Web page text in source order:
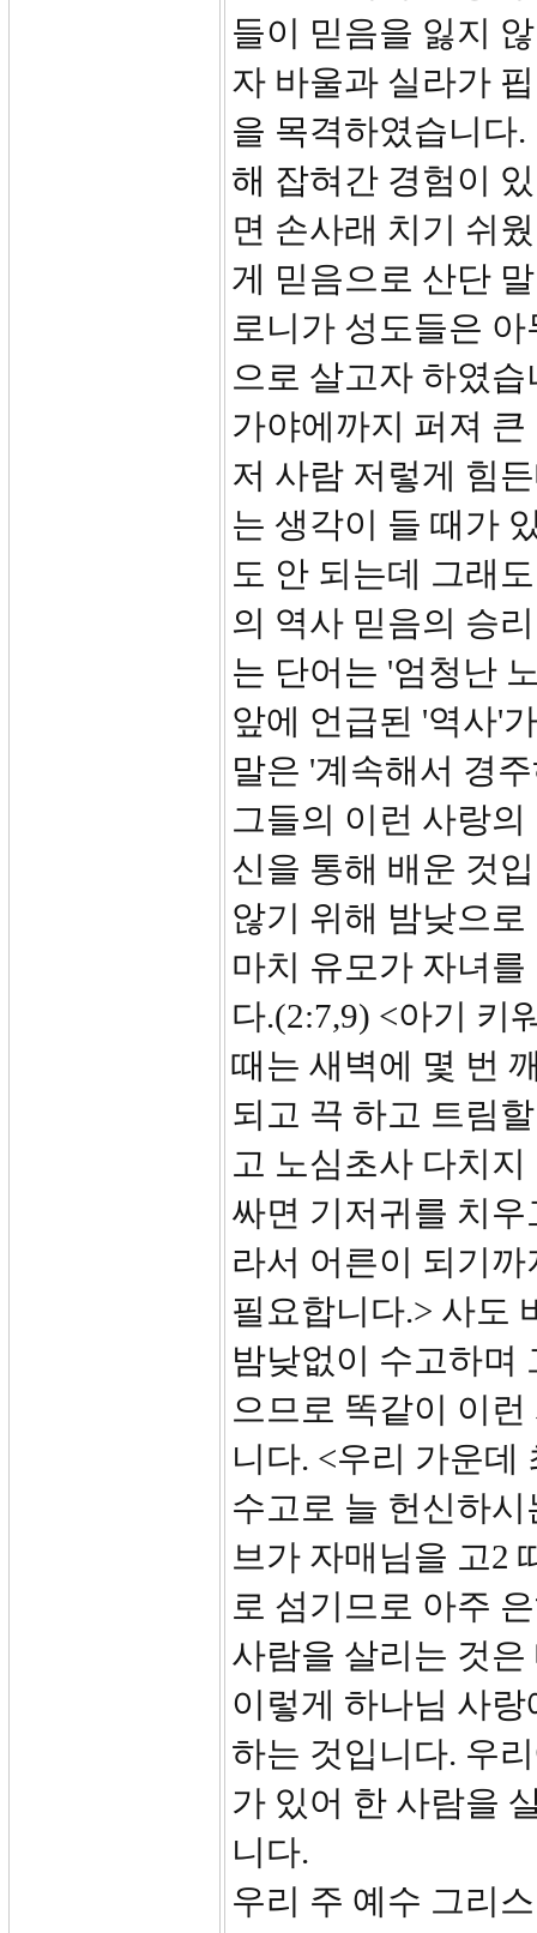
들이 믿음을 잃지
자 바울과 실라가
을 목격하였습니다
해 잡혀간 경험이
면 손사래 치기 쉬
게 믿음으로 산단
로니가 성도들은
으로 살고자 하였
가야에까지 퍼져
저 사람 저렇게 힘
는 생각이 들 때가
도 안 되는데 그래
의 역사 믿음의 승
는 단어는 '엄청난
앞에 언급된 '역사'
말은 '계속해서 경
그들의 이런 사랑
신을 통해 배운 것
않기 위해 밤낮으
마치 유모가 자녀
다.(2:7,9) <아기 키
때는 새벽에 몇 번
되고 끅 하고 트림
고 노심초사 다치
싸면 기저귀를 치
라서 어른이 되기
필요합니다.> 사도
밤낮없이 수고하며
으므로 똑같이 이
니다. <우리 가운데
수고로 늘 헌신하
브가 자매님을 고2
로 섬기므로 아주
사람을 살리는 것
이렇게 하나님 사
하는 것입니다. 우
가 있어 한 사람을
니다.
우리 주 예수 그리